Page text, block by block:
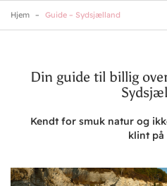
main
Hjem Guide – Sydsjælland
Din guide til billig
Kendt for smuk natur og
klint på